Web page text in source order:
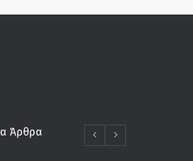
Άρθρα